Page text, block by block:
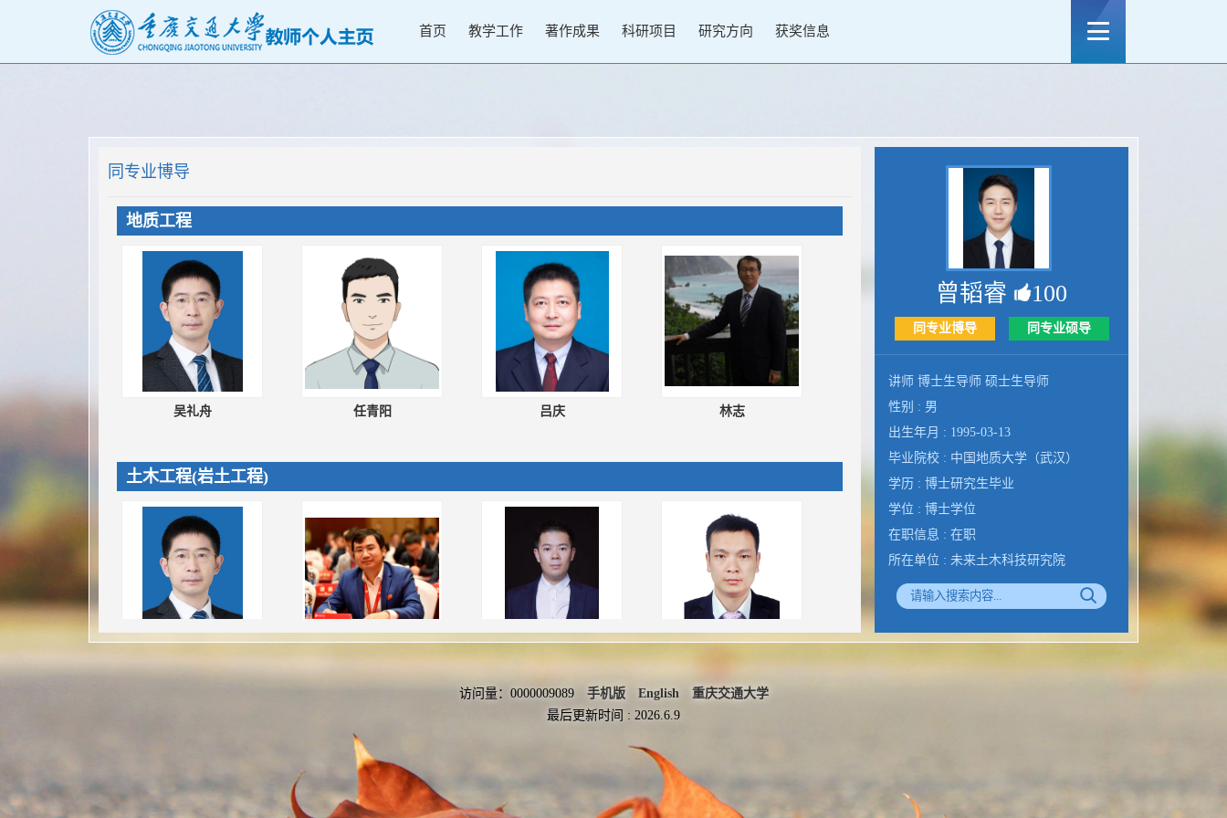
首页 教学工作 著作成果 科研项目 研究方向 获奖信息
同专业博导
地质工程
吴礼舟 任青阳 吕庆 林志
土木工程(岩土工程)
阿比尔的
曾韬睿 100
同专业博导 同专业硕导
讲师 博士生导师 硕士生导师
性别 : 男
出生年月 : 1995-03-13
毕业院校 : 中国地质大学（武汉）
学历 : 博士研究生毕业
学位 : 博士学位
在职信息 : 在职
所在单位 : 未来土木科技研究院
学科 : 地质工程 土木工程(岩土工程) 土
木工程(道路工程)
联系方式 : 邮件:zengtaorui@163.com
访问量： 0000009089 手机版 English
重庆交通大学
最后更新时间 : 2026.6.9